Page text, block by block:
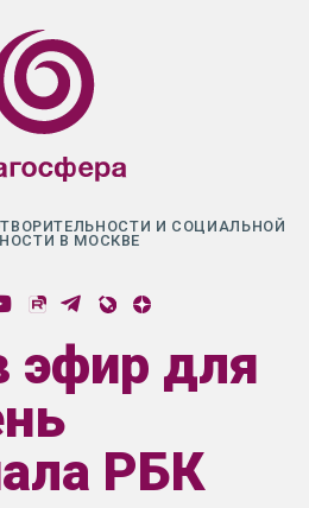
И СОЦИАЛЬНОЙ
В МОСКВЕ
эфир для
РБК